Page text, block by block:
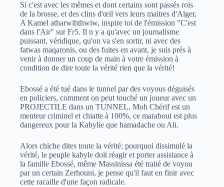
Si c'est avec les mêmes et dont certains sont passés rois
de la brosse, et des clins d'œil vers leurs maitres d'Alger,
A Kamel atharwihthwiw, inspire toi de l'émission "C'est
dans l'Air" sur Fr5. Il n y a qu'avec un journalisme
puissant, véridique, qu'on va s'en sortir, ni avec des
fatwas maqaronis, ou des fuites en avant, je suis prés à
venir à donner un coup de main à votre émission à
condition de dire toute la vérité rien que la vérité!
Ebossé a été tué dans le tunnel par des voyous déguisés
en policiers, comment on peut touché un joueur avec un
PROJECTILE dans un TUNNEL, Moh Chérif est un
menteur criminel et chiatte à 100%, ce marabout est plus
dangereux pour la Kabylie que hamadache ou Ali.
Alors chiche dites toute la vérité; pourquoi dissimulé la
vérité, le peuple kabyle doit réagir et porter assistance à
la famille Ebossé, même Massinissa été traité de voyou
par un certain Zerhouni, je pense qu'il faut en finir avec
cette racaille d'une façon radicale.